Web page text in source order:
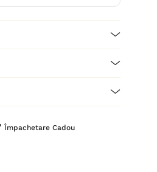
Împachetare Cadou